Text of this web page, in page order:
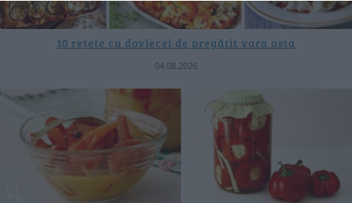
10 rețete cu dovlecei de pregătit vara asta
04.08.2026